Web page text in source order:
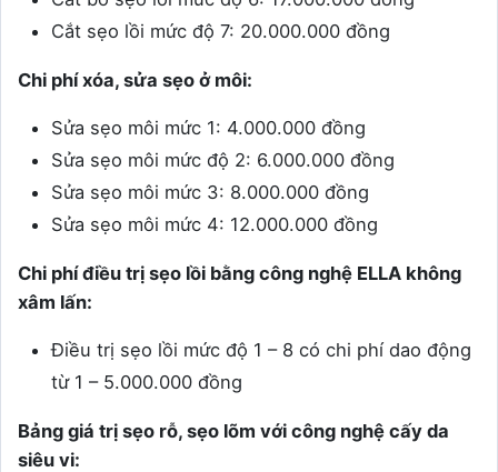
Cắt sẹo lồi mức độ 7: 20.000.000 đồng
Chi phí xóa, sửa sẹo ở môi:
Sửa sẹo môi mức 1: 4.000.000 đồng
Sửa sẹo môi mức độ 2: 6.000.000 đồng
Sửa sẹo môi mức 3: 8.000.000 đồng
Sửa sẹo môi mức 4: 12.000.000 đồng
Chi phí điều trị sẹo lồi bằng công nghệ ELLA không
xâm lấn:
Điều trị sẹo lồi mức độ 1 – 8 có chi phí dao động
từ 1 – 5.000.000 đồng
Bảng giá trị sẹo rỗ, sẹo lõm với công nghệ cấy da
siêu vi: